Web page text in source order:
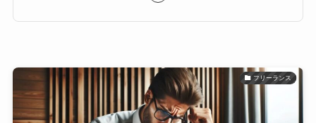
フリーランス